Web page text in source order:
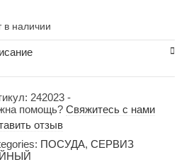
в наличии
242023-
помощь? Свяжитесь с нами
отзыв
ПОСУДА, СЕРВИЗ